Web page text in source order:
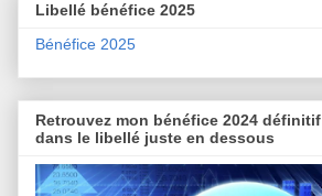
Libellé bénéfice 2025
Bénéfice 2025
Retrouvez mon bénéfice 2024 définitif
dans le libellé juste en dessous